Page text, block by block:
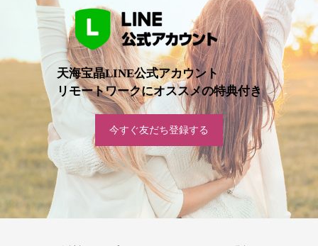
天海宝晶LINE公式アカウント
リモートワークにオススメの特典付き
今すぐ友だち登録する